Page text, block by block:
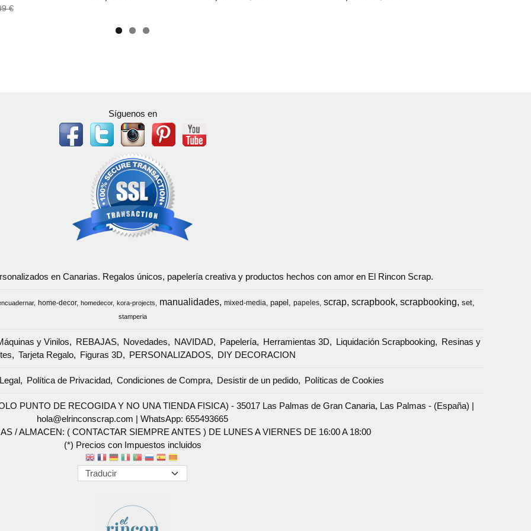
€
Síguenos en
en Canarias. Regalos únicos, papelería creativa y productos hechos con amor en El Rincon Scrap.
home-decor homedecor kora-projects manualidades mixed-media papel papeles scrap scrapbook scrapbooking set
stamperia
y Vinilos REBAJAS Novedades NAVIDAD Papelería Herramientas 3D Liquidación Scrapbooking
Resinas y
Tarjeta Regalo Figuras 3D PERSONALIZADOS DIY DECORACION
Política de Privacidad Condiciones de Compra Desistir de un pedido Políticas de Cookies
PUNTO DE RECOGIDA Y NO UNA TIENDA FISICA) - 35017 Las Palmas de Gran Canaria, Las Palmas - (España) |
hola@elrinconscrap.com |WhatsApp: 655493665
/ ALMACEN: ( CONTACTAR SIEMPRE ANTES ) DE LUNES A VIERNES DE 16:00 A 18:00
(*) Precios con Impuestos incluidos